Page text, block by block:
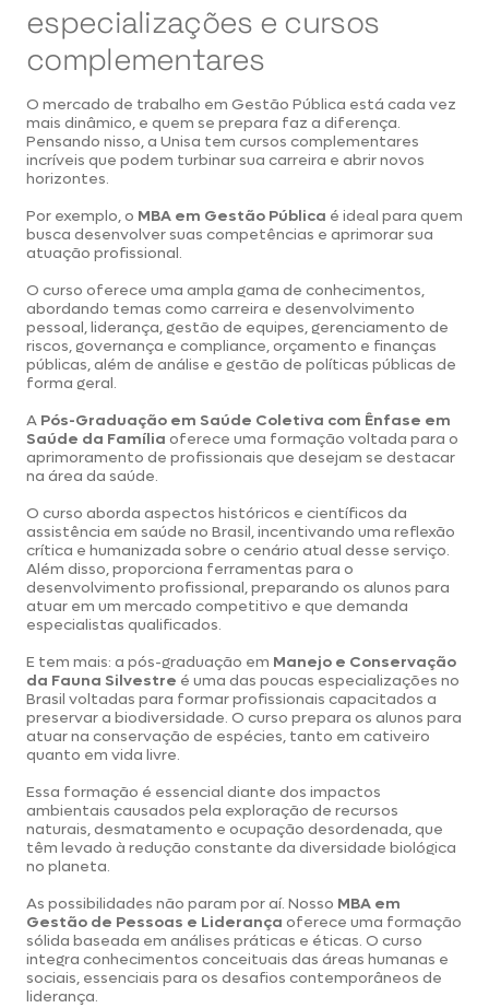
especializações e cursos
complementares
O mercado de trabalho em Gestão Pública está cada vez
mais dinâmico, e quem se prepara faz a diferença.
Pensando nisso, a Unisa tem cursos complementares
incríveis que podem turbinar sua carreira e abrir novos
horizontes.
Por exemplo, o MBA em Gestão Pública é ideal para quem
busca desenvolver suas competências e aprimorar sua
atuação profissional.
O curso oferece uma ampla gama de conhecimentos,
abordando temas como carreira e desenvolvimento
pessoal, liderança, gestão de equipes, gerenciamento de
riscos, governança e compliance, orçamento e finanças
públicas, além de análise e gestão de políticas públicas de
forma geral.
A Pós-Graduação em Saúde Coletiva com Ênfase em
Saúde da Família oferece uma formação voltada para o
aprimoramento de profissionais que desejam se destacar
na área da saúde.
O curso aborda aspectos históricos e científicos da
assistência em saúde no Brasil, incentivando uma reflexão
crítica e humanizada sobre o cenário atual desse serviço.
Além disso, proporciona ferramentas para o
desenvolvimento profissional, preparando os alunos para
atuar em um mercado competitivo e que demanda
especialistas qualificados.
E tem mais: a pós-graduação em Manejo e Conservação
da Fauna Silvestre é uma das poucas especializações no
Brasil voltadas para formar profissionais capacitados a
preservar a biodiversidade. O curso prepara os alunos para
atuar na conservação de espécies, tanto em cativeiro
quanto em vida livre.
Essa formação é essencial diante dos impactos
ambientais causados pela exploração de recursos
naturais, desmatamento e ocupação desordenada, que
têm levado à redução constante da diversidade biológica
no planeta.
As possibilidades não param por aí. Nosso MBA em
Gestão de Pessoas e Liderança oferece uma formação
sólida baseada em análises práticas e éticas. O curso
integra conhecimentos conceituais das áreas humanas e
sociais, essenciais para os desafios contemporâneos de
liderança.